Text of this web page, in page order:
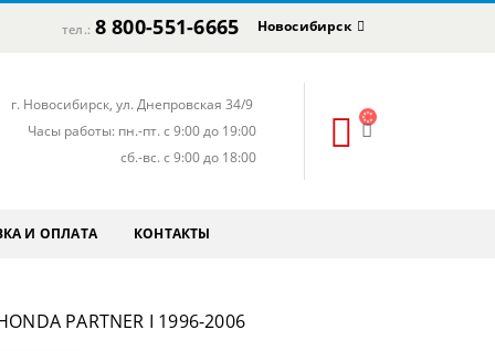
тел.: 8 800-551-6665 Новосибирск
г. Новосибирск, ул. Днепровская 34/9
Часы работы: пн.-пт. с 9:00 до 19:00
сб.-вс. с 9:00 до 18:00
И ОПЛАТА КОНТАКТЫ
PARTNER I 1996-2006